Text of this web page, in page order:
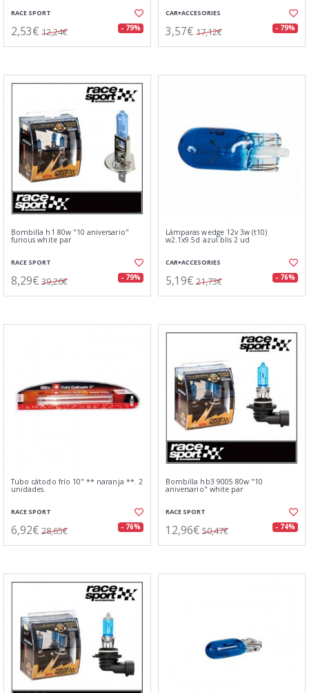
RACE SPORT
2,53€ 12,24€ - 79%
CAR+ACCESORIES
3,57€ 17,12€ - 79%
Bombilla h1 80w "10 aniversario"
furious white par
RACE SPORT
8,29€ 39,26€ - 79%
Lámparas wedge 12v 3w (t10)
w2.1x9.5d azul.blis 2 ud
CAR+ACCESORIES
5,19€ 21,73€ - 76%
Tubo cátodo frío 10" ** naranja **. 2
unidades.
RACE SPORT
6,92€ 28,65€ - 76%
Bombilla hb3 9005 80w "10
aniversario" white par
RACE SPORT
12,96€ 50,47€ - 74%